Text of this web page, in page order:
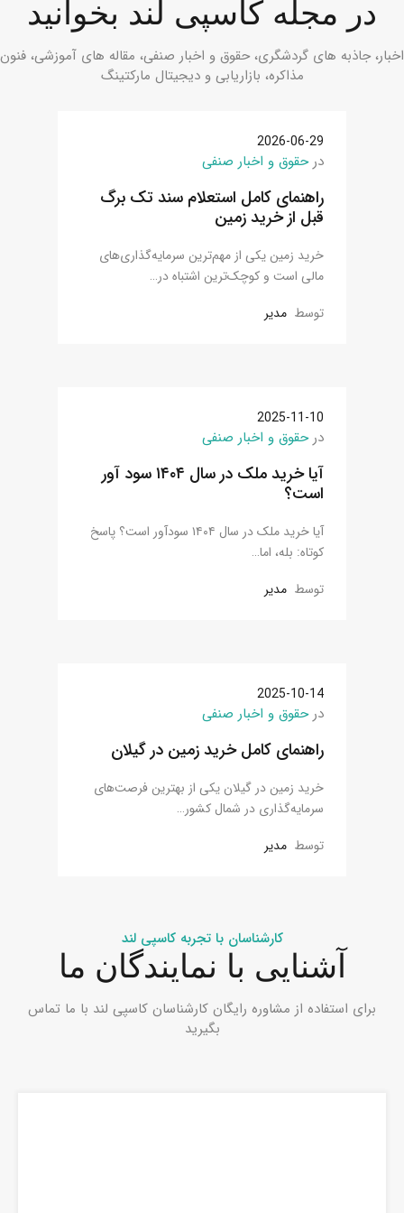
در مجله کاسپی لند بخوانید
اخبار، جاذبه های گردشگری، حقوق و اخبار صنفی، مقاله های آموزشی، فنون
مذاکره، بازاریابی و دیجیتال مارکتینگ
2026-06-29
درحقوق و اخبار صنفی
راهنمای کامل استعلام سند تک برگ
قبل از خرید زمین
خرید زمین یکی از مهم‌ترین سرمایه‌گذاری‌های
مالی است و کوچک‌ترین اشتباه در…
توسط مدیر
2025-11-10
درحقوق و اخبار صنفی
آیا خرید ملک در سال ۱۴۰۴ سود آور
است؟
آیا خرید ملک در سال ۱۴۰۴ سودآور است؟ پاسخ
کوتاه: بله، اما…
توسط مدیر
2025-10-14
درحقوق و اخبار صنفی
راهنمای کامل خرید زمین در گیلان
خرید زمین در گیلان یکی از بهترین فرصت‌های
سرمایه‌گذاری در شمال کشور…
توسط مدیر
کارشناسان با تجربه کاسپی لند
آشنایی با نمایندگان ما
برای استفاده از مشاوره رایگان کارشناسان کاسپی لند با ما تماس
بگیرید